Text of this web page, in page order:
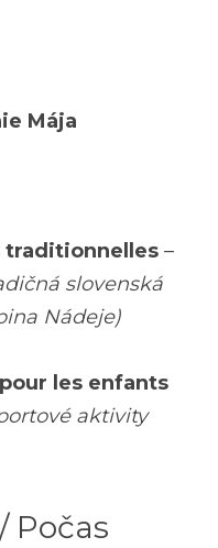
Mája
traditionnelles –
slovenská
Nádeje)
les enfants
aktivity
Počas